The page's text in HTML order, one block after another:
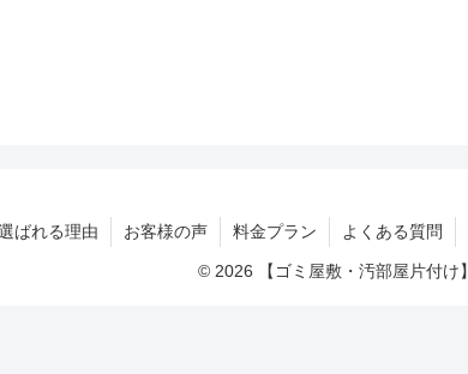
ばれる理由 お客様の声 料金プラン よくある質問
© 2026 【ゴミ屋敷・汚部屋片付け